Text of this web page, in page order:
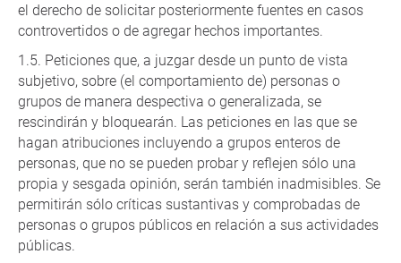
el derecho de solicitar posteriormente fuentes en casos
controvertidos o de agregar hechos importantes.
Peticiones que, a juzgar desde un punto de vista
subjetivo, sobre (el comportamiento de) personas o
grupos de manera despectiva o generalizada, se
rescindirán y bloquearán. Las peticiones en las que se
hagan atribuciones incluyendo a grupos enteros de
personas, que no se pueden probar y reflejen sólo una
propia y sesgada opinión, serán también inadmisibles. Se
permitirán sólo críticas sustantivas y comprobadas de
personas o grupos públicos en relación a sus actividades
públicas.